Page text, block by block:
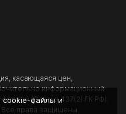
касающаяся цен,
информационный
(Статья 437(2) ГК РФ).
права защищены.
cookie-файлы и